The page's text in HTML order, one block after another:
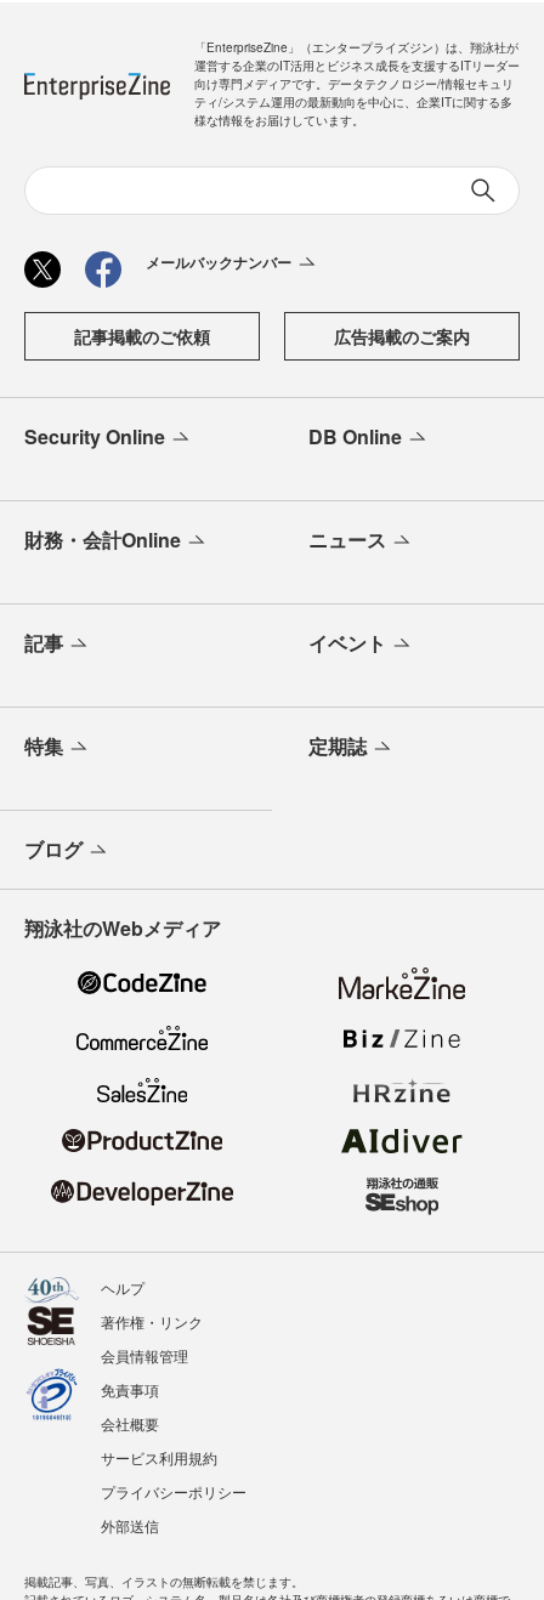
「EnterpriseZine」（エンタープライズジン）は、翔泳社が
運営する企業のIT活用とビジネス成長を支援するITリーダー
向け専門メディアです。データテクノロジー/情報セキュリ
ティ/システム運用の最新動向を中心に、企業ITに関する多
様な情報をお届けしています。
メールバックナンバー
記事掲載のご依頼 広告掲載のご案内
Security Online DB Online
財務・会計Online ニュース
記事 イベント
特集 定期誌
ブログ
翔泳社のWebメディア
ヘルプ
著作権・リンク
会員情報管理
免責事項
会社概要
サービス利用規約
プライバシーポリシー
外部送信
掲載記事、写真、イラストの無断転載を禁じます。